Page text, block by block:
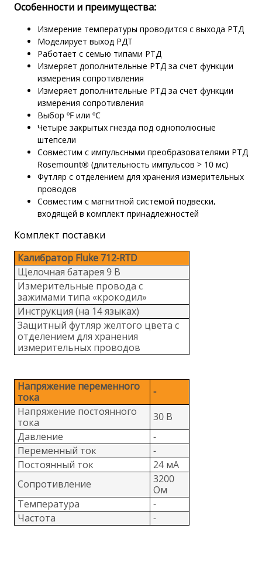
Особенности и преимущества:
Измерение температуры проводится с выхода РТД
Моделирует выход РДТ
Работает с семью типами РТД
Измеряет дополнительные РТД за счет функции
измерения сопротивления
Измеряет дополнительные РТД за счет функции
измерения сопротивления
Выбор ºF или ºC
Четыре закрытых гнезда под однополюсные
штепсели
Совместим с импульсными преобразователями РТД
Rosemount® (длительность импульсов > 10 мс)
Футляр с отделением для хранения измерительных
проводов
Совместим с магнитной системой подвески,
входящей в комплект принадлежностей
Комплект поставки
Калибратор Fluke 712-RTD
Щелочная батарея 9 В
Измерительные провода с
зажимами типа «крокодил»
Инструкция (на 14 языках)
Защитный футляр желтого цвета с
отделением для хранения
измерительных проводов
Напряжение переменного
тока
-
Напряжение постоянного
тока
30 В
Давление
-
Переменный ток
-
Постоянный ток
24 мА
Сопротивление
3200
Ом
Температура
-
Частота
-